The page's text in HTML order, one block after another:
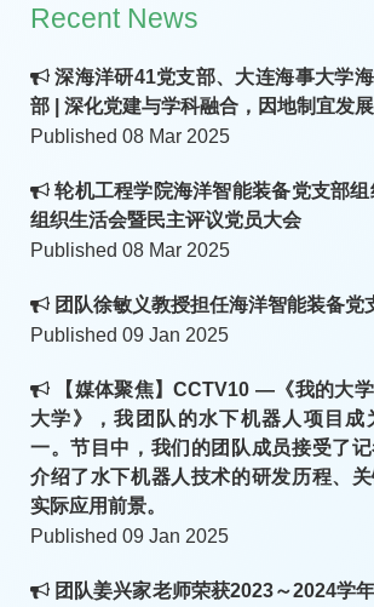
Recent News
深海洋研41党支部、大连海事大学
部 | 深化党建与学科融合，因地制宜发
Published 08 Mar 2025
轮机工程学院海洋智能装备党支部
组织生活会暨民主评议党员大会
Published 08 Mar 2025
团队徐敏义教授担任海洋智能装备党
Published 09 Jan 2025
【媒体聚焦】CCTV10 —《我的大
大学》，我团队的水下机器人项目成
一。节目中，我们的团队成员接受了
介绍了水下机器人技术的研发历程、
实际应用前景。
Published 09 Jan 2025
团队姜兴家老师荣获2023～2024学